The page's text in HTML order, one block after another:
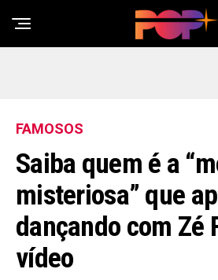
FAMOSOS
Saiba quem é a
misteriosa” que
dançando com Zé
vídeo